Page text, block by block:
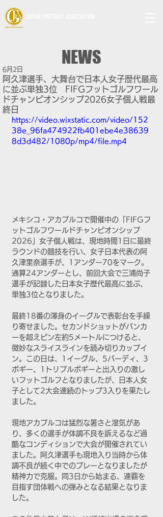
NEWS
阿久津選手、大舞台で日本人女子歴代最高
に並ぶ単独3位 FIFGフットゴルフワール
ドチャンピオンシップ2026女子個人戦最
終日
6月2日
https://video.wixstatic.com/video/152
38e_96fa474922fb401ebe4e38639
8d3d482/1080p/mp4/file.mp4
メキシコ・アカプルコで開催中の「FIFGフ
ットゴルフワールドチャンピオンシップ
2026」女子個人戦は、現地時間1日に最終
ラウンドの競技を行い、女子日本代表の阿
久津里奈選手が、1アンダー70をマーク。
通算24アンダーとし、前回大会で三浦尚子
選手が記録した日本女子歴代最高に並ぶ、
単独3位となりました。
最終18番の渾身のイーグルで表彰台を手繰
り寄せました。セカンドショットがバンカ
ーを超えピン左約5メートルにつけると、
微妙なスライスラインを読み切りカップイ
ン。この日は、1イーグル、5バーディ、3
ボギー、1トリプルボギーと出入りの激し
いフットゴルフとなりましたが、日本人女
子として2大会連続のトップ3入りを果たし
ました。
現地アカプルコは猛烈な暑さと湿気があ
り、多くの選手が体調不良を訴えるなど過
酷なコンディションで大会が開催されてい
ました。阿久津選手も現地入り当時から体
調不良が続く中でのプレーとなりましたが
精神力で克服。同3日から始まる、連覇を
目指す団体戦への弾みとなる結果となりま
した。